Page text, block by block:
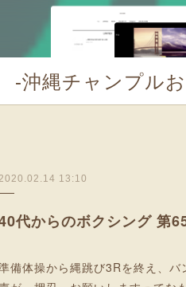
-沖縄チャンプル
13:10
代からのボクシング 第
備体操から縄跳び3Rを終え、